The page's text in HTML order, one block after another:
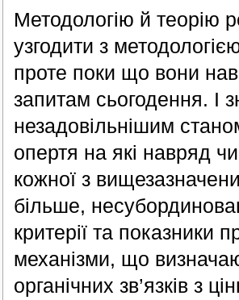
Методологію й теорію
узгодити з
проте поки що вони
запитам сьогодення. І
незадовільнішим
опертя на які навряд
кожної з
більше,
критерії та показники
механізми, що
органічних зв’язків з